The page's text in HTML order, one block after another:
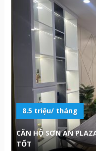
8.5 triệu/ tháng
CĂN HỘ SƠN AN
TỐT